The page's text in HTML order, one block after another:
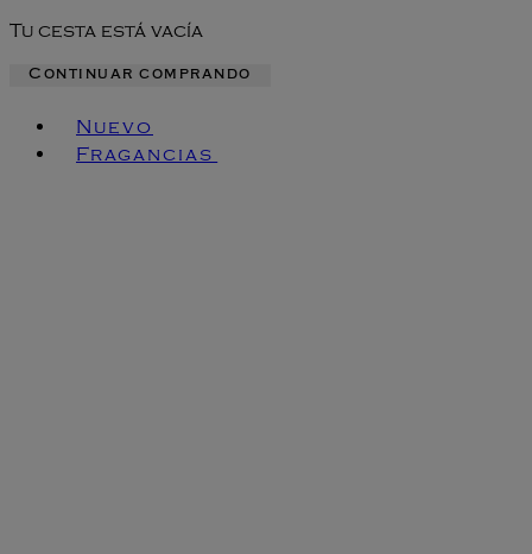
Tu cesta está vacía
Continuar comprando
Nuevo
Fragancias